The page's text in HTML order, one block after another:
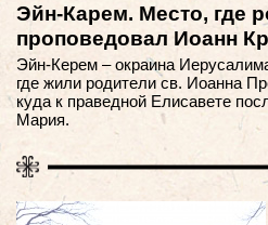
Эйн-Кaрем. Место, где
проповедовал Иоанн
Эйн-Керем – окраина
где жили родители св. Иоанна
куда к праведной Елисавете
Мария.